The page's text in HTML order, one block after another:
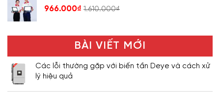
966.000₫ 1.610.000₫
BÀI VIẾT MỚI
Các lỗi thường gặp với biến tần Deye và cách xử
lý hiệu quả